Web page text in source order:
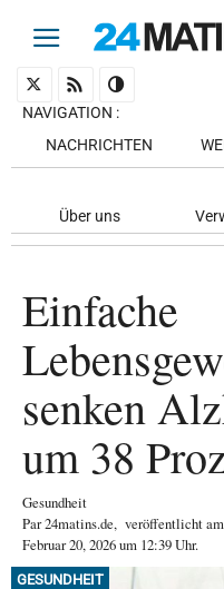
NAVIGATION :
NACHRICHTEN
Über uns
Einfache
senken
um 38
Gesundheit
Par24matins.de, veröffentlicht am
Februar 20, 2026 um 12:39 Uhr.
GESUNDHEIT